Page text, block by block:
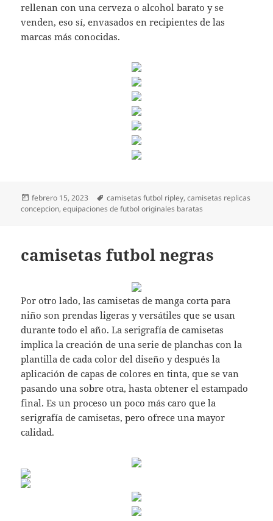
rellenan con una cerveza o alcohol barato y se
venden, eso sí, envasados en recipientes de las
marcas más conocidas.
Publicado
el
febrero 15, 2023 Etiquetas
camisetas futbol ripley,camisetas replicas
concepcion,equipaciones de futbol originales baratas
camisetas futbol negras
Por otro lado, las camisetas de manga corta para
niño son prendas ligeras y versátiles que se usan
durante todo el año. La serigrafía de camisetas
implica la creación de una serie de planchas con la
plantilla de cada color del diseño y después la
aplicación de capas de colores en tinta, que se van
pasando una sobre otra, hasta obtener el estampado
final. Es un proceso un poco más caro que la
serigrafía de camisetas, pero ofrece una mayor
calidad.